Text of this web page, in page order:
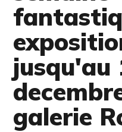
jusqu'au
galerie